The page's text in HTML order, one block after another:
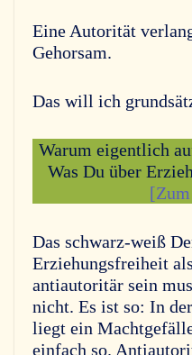
Eine Autorität
Gehorsam.
Das will ich
Warum eigentlich
Was Du über
Das schwarz-weiß
Erziehungsfreiheit
antiautoritär sein
nicht. Es ist so: In
liegt ein
einfach so.